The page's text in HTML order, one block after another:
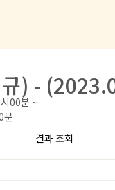
) -
00분 ~
분
결과 조회